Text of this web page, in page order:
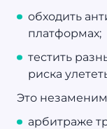
обходить
платформах;
тестить
риска
Это
арбитраже